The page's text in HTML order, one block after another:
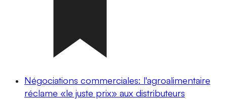
Négociations commerciales: l'agroalimentaire
réclame «le juste prix» aux distributeurs